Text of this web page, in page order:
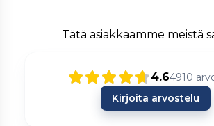
Tätä asiakkaamme meistä
4.64910
Kirjoita arvostelu